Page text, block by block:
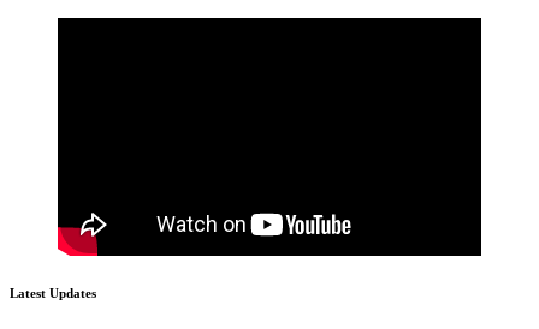
Latest Updates